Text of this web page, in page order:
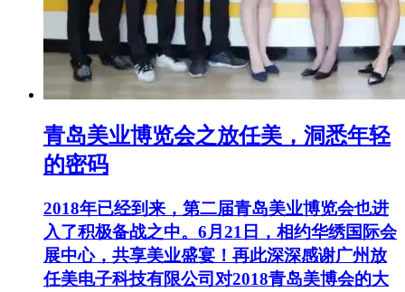
青岛美业博览会之放任美，洞悉年轻
的密码
2018年已经到来，第二届青岛美业博览会也进
入了积极备战之中。6月21日，相约华绣国际会
展中心，共享美业盛宴！再此深深感谢广州放
任美电子科技有限公司对2018青岛美博会的大